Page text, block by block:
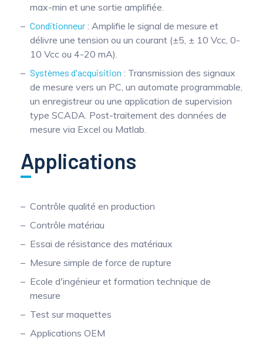
max-min et une sortie amplifiée.
Conditionneur : Amplifie le signal de mesure et
délivre une tension ou un courant (±5, ± 10 Vcc, 0-
10 Vcc ou 4-20 mA).
Systèmes d'acquisition : Transmission des signaux
de mesure vers un PC, un automate programmable,
un enregistreur ou une application de supervision
type SCADA. Post-traitement des données de
mesure via Excel ou Matlab.
Applications
Contrôle qualité en production
Contrôle matériau
Essai de résistance des matériaux
Mesure simple de force de rupture
Ecole d'ingénieur et formation technique de
mesure
Test sur maquettes
Applications OEM